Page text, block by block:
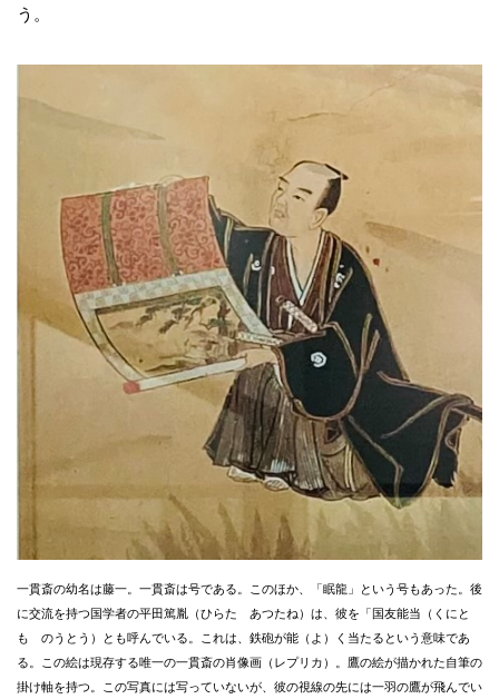
う。
一貫斎の幼名は藤一。一貫斎は号である。このほか、「眠龍」という号もあった。後
に交流を持つ国学者の平田篤胤（ひらた あつたね）は、彼を「国友能当（くにと
も のうとう）とも呼んでいる。これは、鉄砲が能（よ）く当たるという意味であ
る。この絵は現存する唯一の一貫斎の肖像画（レプリカ）。鷹の絵が描かれた自筆の
掛け軸を持つ。この写真には写っていないが、彼の視線の先には一羽の鷹が飛んでい